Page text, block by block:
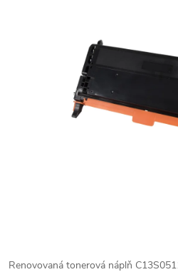
Renovovaná tonerová náplň